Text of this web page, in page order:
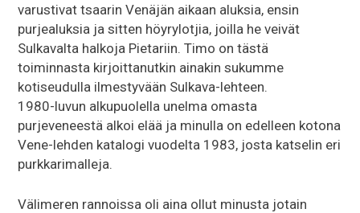
varustivat tsaarin Venäjän aikaan aluksia, ensin
purjealuksia ja sitten höyrylotjia, joilla he veivät
Sulkavalta halkoja Pietariin. Timo on tästä
toiminnasta kirjoittanutkin ainakin sukumme
kotiseudulla ilmestyvään Sulkava-lehteen.
1980-luvun alkupuolella unelma omasta
purjeveneestä alkoi elää ja minulla on edelleen kotona
Vene-lehden katalogi vuodelta 1983, josta katselin eri
purkkarimalleja.
Välimeren rannoissa oli aina ollut minusta jotain